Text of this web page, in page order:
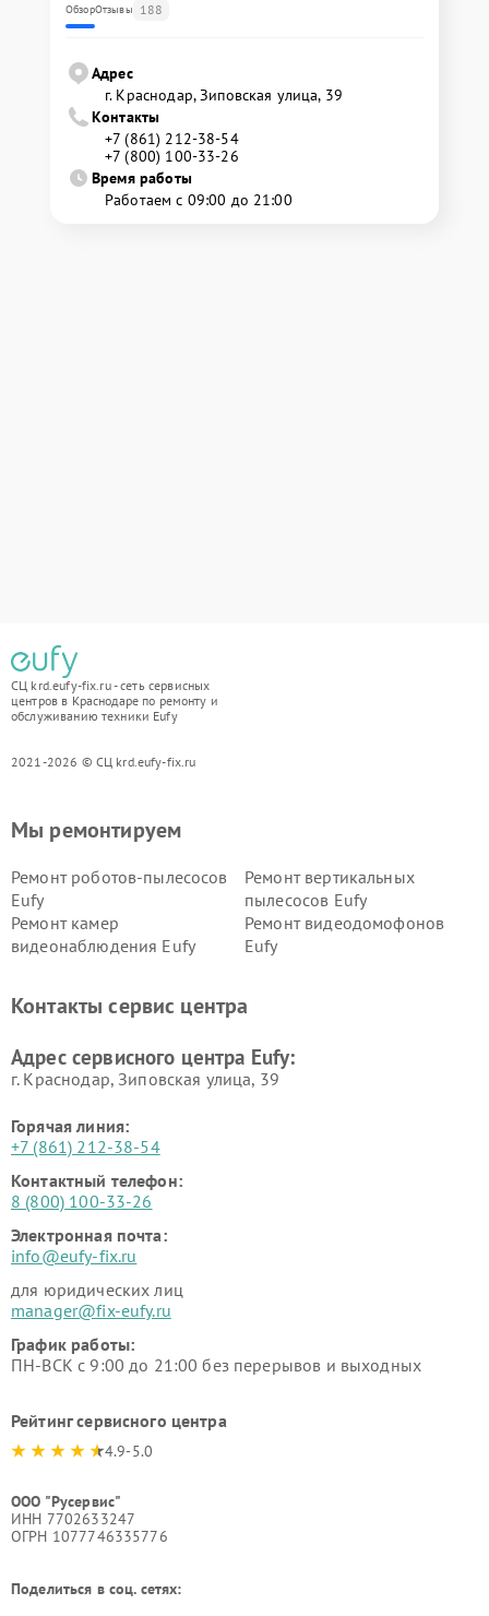
ОбзорОтзывы 188
Адрес
г. Краснодар, Зиповская улица, 39
Контакты
+7 (861) 212-38-54
+7 (800) 100-33-26
Время работы
Работаем с 09:00 до 21:00
СЦ krd.eufy-fix.ru - сеть сервисных
центров в Краснодаре по ремонту и
обслуживанию техники Eufy
2021-2026 © СЦ krd.eufy-fix.ru
Мы ремонтируем
Ремонт роботов-пылесосов
Eufy
Ремонт вертикальных
пылесосов Eufy
Ремонт камер
видеонаблюдения Eufy
Ремонт видеодомофонов
Eufy
Контакты сервис центра
Адрес сервисного центра Eufy:
г. Краснодар, Зиповская улица, 39
Горячая линия:
+7 (861) 212-38-54
Контактный телефон:
8 (800) 100-33-26
Электронная почта:
info@eufy-fix.ru
для юридических лиц
manager@fix-eufy.ru
График работы:
ПН-ВСК с 9:00 до 21:00 без перерывов и выходных
Рейтинг сервисного центра
4.9-5.0
ООО "Русервис"
ИНН 7702633247
ОГРН 1077746335776
Поделиться в соц. сетях: